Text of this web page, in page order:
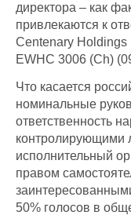
директора – как
привлекаются к
Centenary Holdings
EWHC 3006 (Ch)
Что касается
номинальные
ответственность
контролирующими
исполнительный
правом
50% голосов в